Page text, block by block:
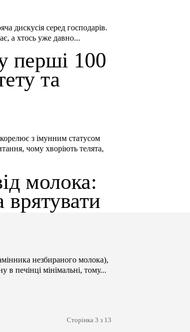
дискусія серед господарів.
а хтось уже давно...
перші 100
та
з імунним статусом
чому хворіють телята,
молока:
врятувати
незбираного молока),
в печінці мінімальні, тому...
Сторінка 3 з 13